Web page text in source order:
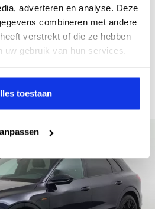
adverteren en analyse. Deze
combineren met andere
verstrekt of die ze hebben
uw gebruik van hun services.
toestaan
km actieradius
Elektrisch
elektrisch glazen panorama-dak
Private lease
793,- p.m.